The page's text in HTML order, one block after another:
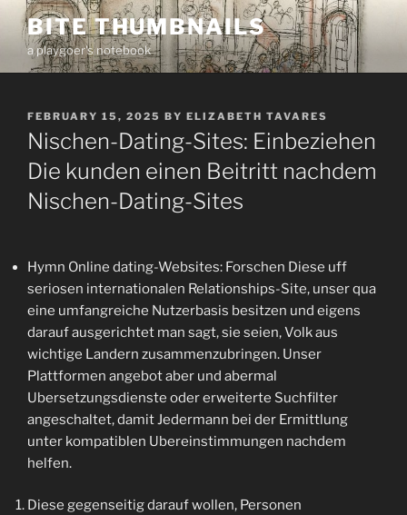
Skip
content
BITE THUMBNAILS
a playgoer's notebook
POSTED
ON
FEBRUARY 15, 2025 BY ELIZABETH TAVARES
Nischen-Dating-Sites: Einbeziehen
Die kunden einen Beitritt nachdem
Nischen-Dating-Sites
Hymn Online dating-Websites: Forschen Diese uff
seriosen internationalen Relationships-Site, unser qua
eine umfangreiche Nutzerbasis besitzen und eigens
darauf ausgerichtet man sagt, sie seien, Volk aus
wichtige Landern zusammenzubringen. Unser
Plattformen angebot aber und abermal
Ubersetzungsdienste oder erweiterte Suchfilter
angeschaltet, damit Jedermann bei der Ermittlung
unter kompatiblen Ubereinstimmungen nachdem
helfen.
Diese gegenseitig darauf wollen, Personen